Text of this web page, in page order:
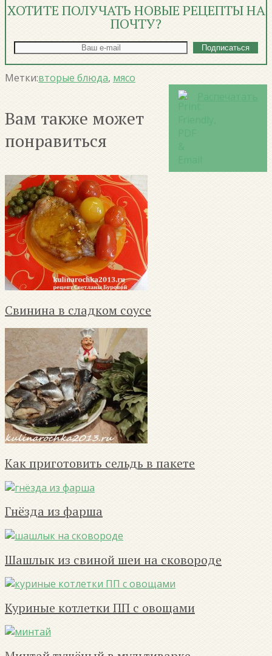
ХОТИТЕ ПОЛУЧАТЬ НОВЫЕ РЕЦЕПТЫ НА
ПОЧТУ?
Метки:вторые блюда, мясо
Вам также может
понравиться
Свинина в сладком соусе
Как приготовить сельдь в пакете
Гнёзда из фарша
Шашлык из свиной шеи на сковороде
Куриные котлетки ПП с овощами